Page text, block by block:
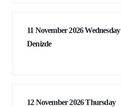
11 November 2026 Wednesday
Denizde
12 November 2026 Thursday